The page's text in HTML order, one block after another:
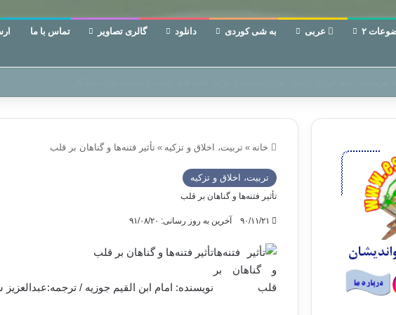
۲ عربی به شی کوردی دانلود گالری تصاویر تماس با ما
خانه » تربیت، اخلاق و تزکیه » تأثیر فتنه‌ها و گناهان بر قلب
تربیت، اخلاق و تزکیه
تأثیر فتنه‌ها و گناهان بر قلب
۹۰/۱۱/۲۱ آخرین به روز رسانی: ۹۱/۰۸/۲۰
تأثیر فتنه‌ها و گناهان بر قلب
نویسنده: امام ابن القیم جوزیه /